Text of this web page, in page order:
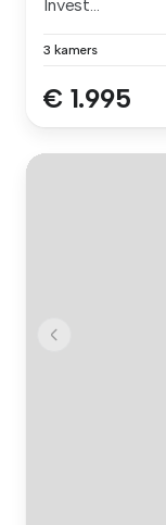
Invest...
3 kamers
€ 1.995